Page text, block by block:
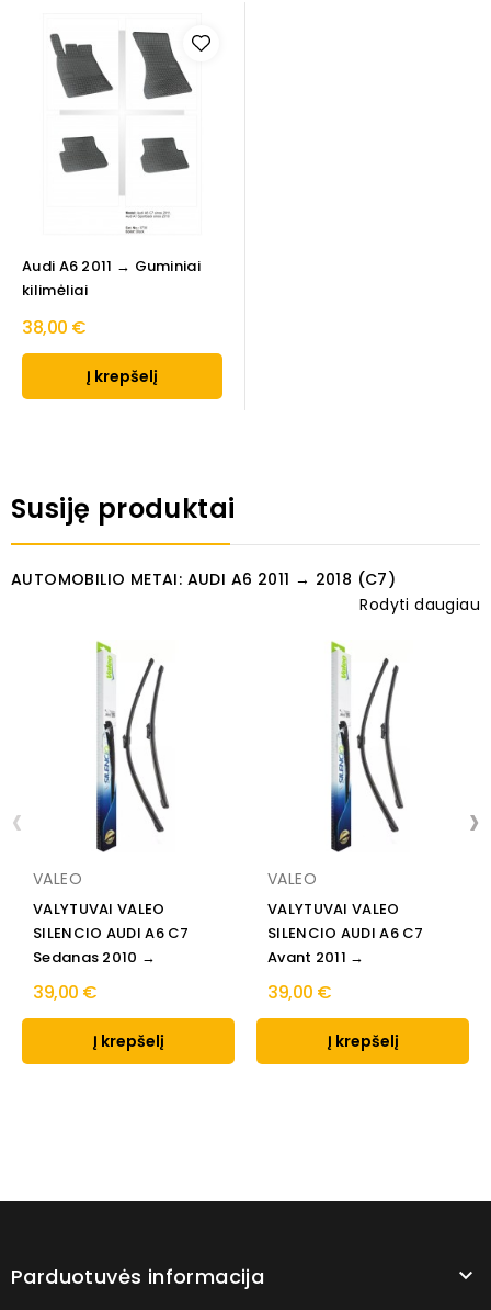
Audi A6 2011 → Guminiai
kilimėliai
38,00 €
Į krepšelį
Susiję produktai
AUTOMOBILIO METAI: AUDI A6 2011 → 2018 (C7)
Rodyti daugiau
VALEO
VALYTUVAI VALEO
SILENCIO AUDI A6 C7
Sedanas 2010 →
39,00 €
Į krepšelį
VALEO
VALYTUVAI VALEO
SILENCIO AUDI A6 C7
Avant 2011 →
39,00 €
Į krepšelį
‹ ›
Parduotuvės informacija 